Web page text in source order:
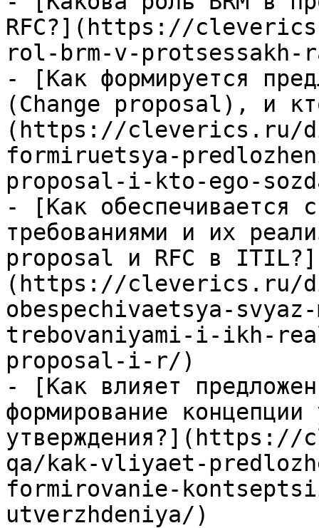
RFC?](https://
rol-brm-v-
- [Как формируется
(Change proposal), и
(https://cleverics.ru/
formiruetsya-
proposal-i-kto-ego-
- [Как обеспечивается
требованиями и их
proposal и RFC в ITIL?]
(https://cleverics.ru/
obespechivaetsya-
trebovaniyami-i-ikh-
proposal-i-r/)
- [Как влияет
формирование
qa/kak-vliyaet-
formirovanie-
utverzhdeniya/)